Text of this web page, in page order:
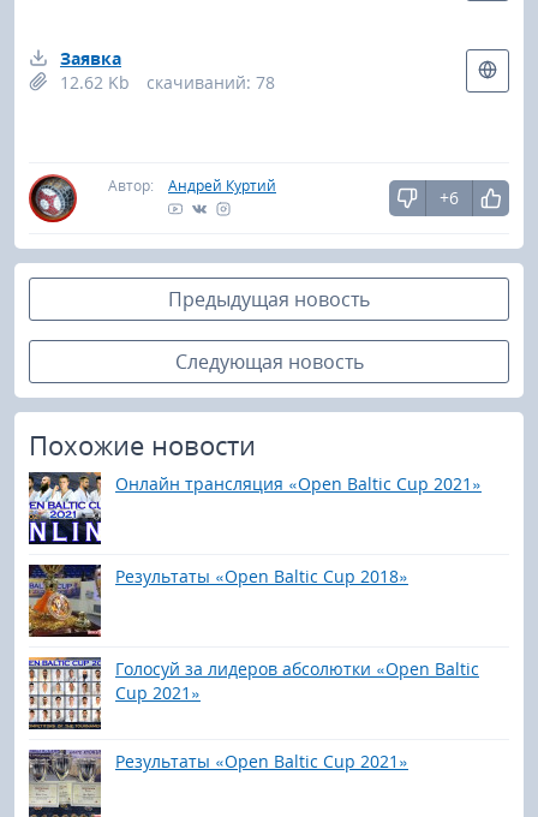
Заявка
12.62 Kb
cкачиваний: 78
Автор: Андрей Куртий
+6
Предыдущая новость
Следующая новость
Похожие новости
Онлайн трансляция «Open Baltic Cup 2021»
Результаты «Open Baltic Cup 2018»
Голосуй за лидеров абсолютки «Open Baltic
Cup 2021»
Результаты «Open Baltic Cup 2021»